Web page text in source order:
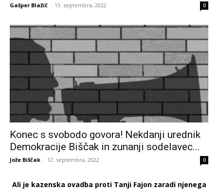
Gašper Blažič - 13. septembra, 2022 0
Konec s svobodo govora! Nekdanji urednik
Demokracije Biščak in zunanji sodelavec...
Jože Biščak - 12. septembra, 2022 0
Ali je kazenska ovadba proti Tanji Fajon zaradi njenega